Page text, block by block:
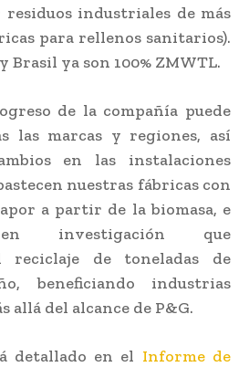
industriales de más
para rellenos sanitarios).
Brasil ya son 100% ZMWTL.
de la compañía puede
las marcas y regiones, así
en las instalaciones
nuestras fábricas con
a partir de la biomasa, e
en investigación que
reciclaje de toneladas de
beneficiando industrias
allá del alcance de P&G.
detallado en el Informe de